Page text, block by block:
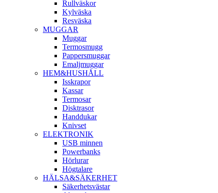
Rullväskor
Kylväska
Resväska
MUGGAR
Muggar
Termosmugg
Pappersmuggar
Emaljmuggar
HEM&HUSHÅLL
Isskrapor
Kassar
Termosar
Disktrasor
Handdukar
Knivset
ELEKTRONIK
USB minnen
Powerbanks
Hörlurar
Högtalare
HÄLSA&SÄKERHET
Säkerhetsvästar